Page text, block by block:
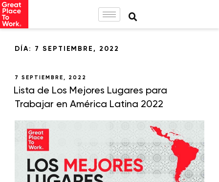
DÍA: 7 SEPTIEMBRE, 2022
7 SEPTIEMBRE, 2022
Lista de Los Mejores Lugares para
Trabajar en América Latina 2022